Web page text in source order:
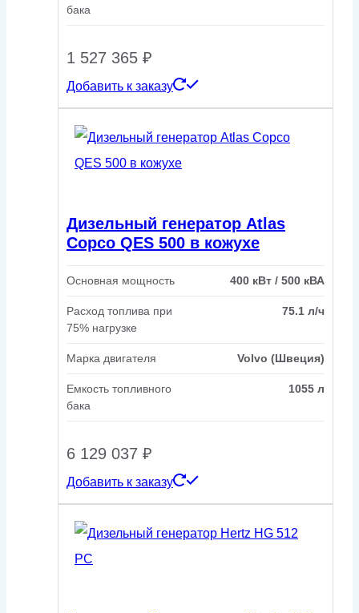
бака
1 527 365 ₽
Добавить к заказу
Дизельный генератор Atlas
Copco QES 500 в кожухе
Основная мощность 400 кВт / 500 кВА
Расход топлива при
75% нагрузке
75.1 л/ч
Марка двигателя Volvo (Швеция)
Емкость топливного
бака
1055 л
6 129 037 ₽
Добавить к заказу